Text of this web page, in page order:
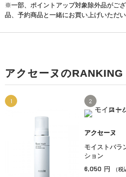
※一部、ポイントアップ対象除外品がご
品、予約商品と一緒にお買い上げいただ
アクセーヌのRANKING
1 2
アクセーヌ
モイストバ
ション
6,050 円 （税